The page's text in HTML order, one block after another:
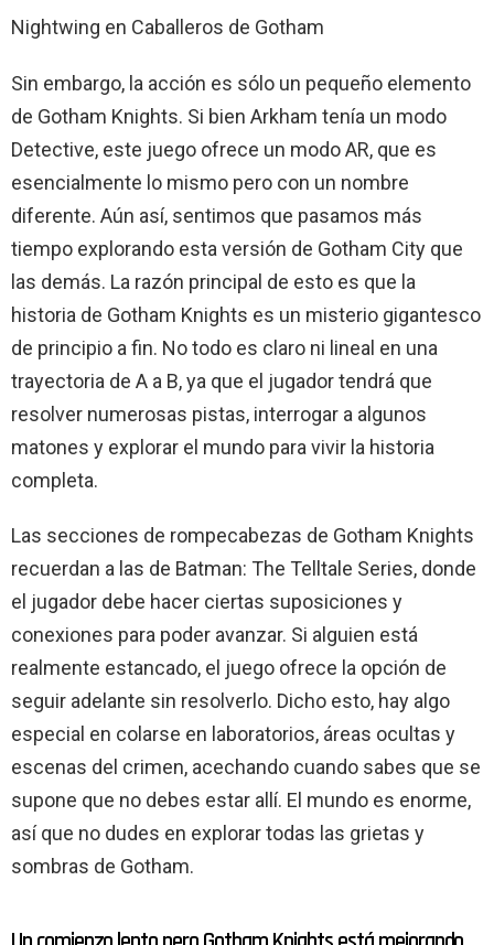
Nightwing en Caballeros de Gotham
Sin embargo, la acción es sólo un pequeño elemento
de Gotham Knights. Si bien Arkham tenía un modo
Detective, este juego ofrece un modo AR, que es
esencialmente lo mismo pero con un nombre
diferente. Aún así, sentimos que pasamos más
tiempo explorando esta versión de Gotham City que
las demás. La razón principal de esto es que la
historia de Gotham Knights es un misterio gigantesco
de principio a fin. No todo es claro ni lineal en una
trayectoria de A a B, ya que el jugador tendrá que
resolver numerosas pistas, interrogar a algunos
matones y explorar el mundo para vivir la historia
completa.
Las secciones de rompecabezas de Gotham Knights
recuerdan a las de Batman: The Telltale Series, donde
el jugador debe hacer ciertas suposiciones y
conexiones para poder avanzar. Si alguien está
realmente estancado, el juego ofrece la opción de
seguir adelante sin resolverlo. Dicho esto, hay algo
especial en colarse en laboratorios, áreas ocultas y
escenas del crimen, acechando cuando sabes que se
supone que no debes estar allí. El mundo es enorme,
así que no dudes en explorar todas las grietas y
sombras de Gotham.